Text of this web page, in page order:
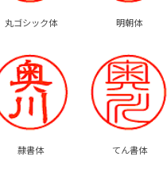
丸ゴシック体 明朝体
隷書体 てん書体